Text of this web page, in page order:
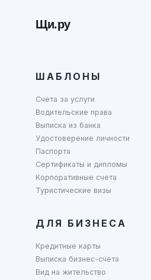
Щи.ру
ШАБЛОНЫ
Счета за услуги
Водительские права
Выписка из банка
Удостоверение личности
Паспорта
Сертификаты и дипломы
Корпоративные счета
Туристические визы
ДЛЯ БИЗНЕСА
Кредитные карты
Выписка бизнес-счета
Вид на жительство